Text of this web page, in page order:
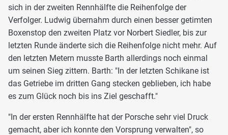
sich in der zweiten Rennhälfte die Reihenfolge der
Verfolger. Ludwig übernahm durch einen besser getimten
Boxenstop den zweiten Platz vor Norbert Siedler, bis zur
letzten Runde änderte sich die Reihenfolge nicht mehr. Auf
den letzten Metern musste Barth allerdings noch einmal
um seinen Sieg zittern. Barth: "In der letzten Schikane ist
das Getriebe im dritten Gang stecken geblieben, ich habe
es zum Glück noch bis ins Ziel geschafft."
"In der ersten Rennhälfte hat der Porsche sehr viel Druck
gemacht, aber ich konnte den Vorsprung verwalten", so